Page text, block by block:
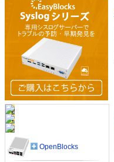
OpenBlocks